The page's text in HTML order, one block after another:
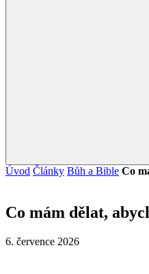
Úvod Články Bůh a Bible Co
Co mám dělat,
6. července 2026